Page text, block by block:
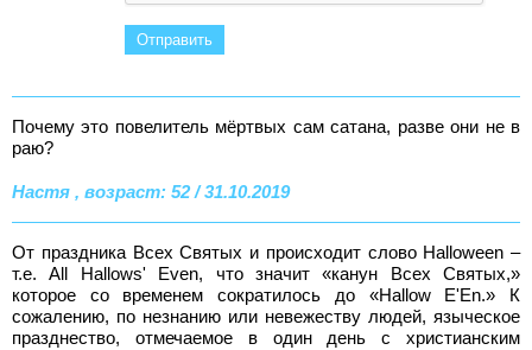
Почему это повелитель мёртвых сам сатана, разве они не в
раю?
Настя , возраст: 52 / 31.10.2019
От праздника Всех Святых и происходит слово Halloween –
т.е. Аll Hallows' Even, что значит «канун Всех Святых,»
которое со временем сократилось до «Hallow E'En.» К
сожалению, по незнанию или невежеству людей, языческое
празднество, отмечаемое в один день с христианским